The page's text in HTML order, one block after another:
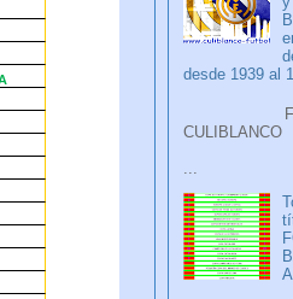
desde 1939 al